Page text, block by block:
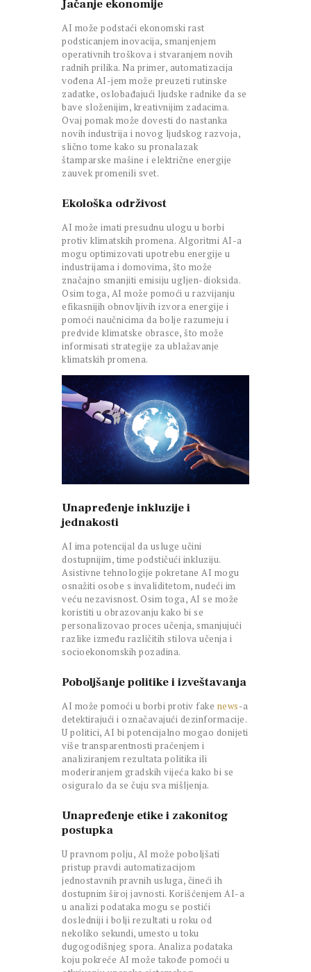
Jačanje ekonomije
AI može podstaći ekonomski rast
podsticanjem inovacija, smanjenjem
operativnih troškova i stvaranjem novih
radnih prilika. Na primer, automatizacija
vođena AI-jem može preuzeti rutinske
zadatke, oslobađajući ljudske radnike da se
bave složenijim, kreativnijim zadacima.
Ovaj pomak može dovesti do nastanka
novih industrija i novog ljudskog razvoja,
slično tome kako su pronalazak
štamparske mašine i električne energije
zauvek promenili svet.
Ekološka održivost
AI može imati presudnu ulogu u borbi
protiv klimatskih promena. Algoritmi AI-a
mogu optimizovati upotrebu energije u
industrijama i domovima, što može
značajno smanjiti emisiju ugljen-dioksida.
Osim toga, AI može pomoći u razvijanju
efikasnijih obnovljivih izvora energije i
pomoći naučnicima da bolje razumeju i
predvide klimatske obrasce, što može
informisati strategije za ublažavanje
klimatskih promena.
Unapređenje inkluzije i
jednakosti
AI ima potencijal da usluge učini
dostupnijim, time podstičući inkluziju.
Asistivne tehnologije pokretane AI mogu
osnažiti osobe s invaliditetom, nudeći im
veću nezavisnost. Osim toga, AI se može
koristiti u obrazovanju kako bi se
personalizovao proces učenja, smanjujući
razlike između različitih stilova učenja i
socioekonomskih pozadina.
Poboljšanje politike i izveštavanja
AI može pomoći u borbi protiv fake news-a
detektirajući i označavajući dezinformacije.
U politici, AI bi potencijalno mogao donijeti
više transparentnosti praćenjem i
analiziranjem rezultata politika ili
moderiranjem gradskih vijeća kako bi se
osiguralo da se čuju sva mišljenja.
Unapređenje etike i zakonitog
postupka
U pravnom polju, AI može poboljšati
pristup pravdi automatizacijom
jednostavnih pravnih usluga, čineći ih
dostupnim široj javnosti. Korišćenjem AI-a
u analizi podataka mogu se postići
dosledniji i bolji rezultati u roku od
nekoliko sekundi, umesto u toku
dugogodišnjeg spora. Analiza podataka
koju pokreće AI može takođe pomoći u